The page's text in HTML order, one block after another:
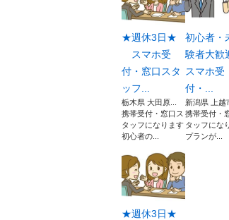
★週休3日★
スマホ受
付・窓口スタ
ッフ...
栃木県 大田原...
携帯受付・窓口ス
タッフになります
初心者の...
初心者・
験者大歓
スマホ受
付・...
新潟県 上越
携帯受付・
タッフにな
プランが...
★週休3日★